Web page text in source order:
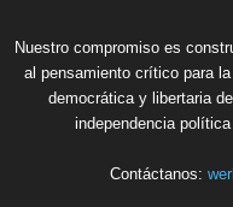
Nuestro compromiso es
al pensamiento crítico para
democrática y libertaria
independencia
Contáctanos: